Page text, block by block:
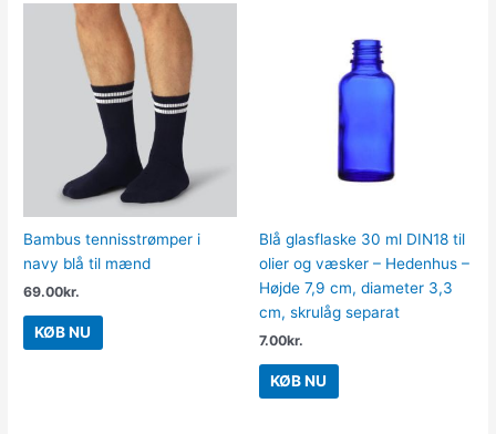
Bambus tennisstrømper i
navy blå til mænd
69.00kr.
KØB NU
Blå glasflaske 30 ml DIN18 til
olier og væsker – Hedenhus –
Højde 7,9 cm, diameter 3,3
cm, skrulåg separat
7.00kr.
KØB NU